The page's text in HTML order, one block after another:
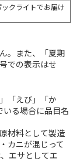
ックライトでお届け
。また、「夏期
での表示はせ
「えび」「か
いる場合に品目名
材料として製造
カニが混じって
エサとしてエ